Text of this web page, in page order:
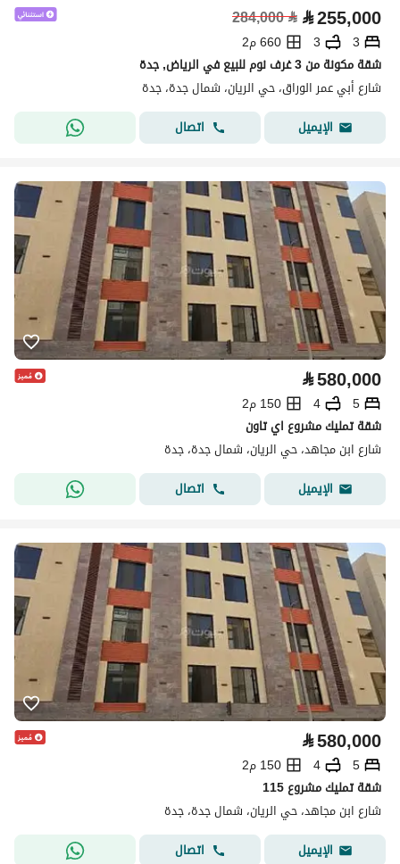
⃁255,000
⃁
284,000
3
3
660 م2
شقة مكونة من 3 غرف نوم للبيع في الرياض, جدة
شارع أبي عمر الوراق، حي الريان، شمال جدة، جدة
الإيميل
اتصال
⃁580,000
5
4
150 م2
شقة تمليك مشروع اي تاون
شارع ابن مجاهد، حي الريان، شمال جدة، جدة
الإيميل
اتصال
⃁580,000
5
4
150 م2
شقة تمليك مشروع 115
شارع ابن مجاهد، حي الريان، شمال جدة، جدة
الإيميل
اتصال